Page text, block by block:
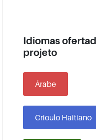
Idiomas
projeto
Árabe
Crioulo Haitiano